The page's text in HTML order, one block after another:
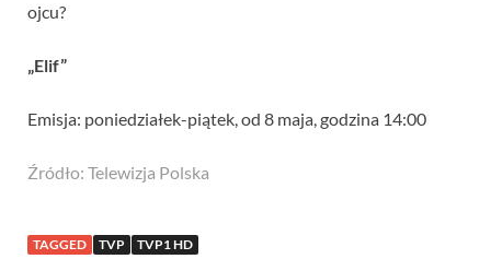
ojcu?
„Elif”
Emisja: poniedziałek-piątek, od 8 maja, godzina 14:00
Źródło: Telewizja Polska
TAGGED TVP TVP1 HD